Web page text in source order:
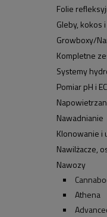
Folie
Gleby, kokos
Growboxy/
Kompletne
Systemy
Pomiar pH i EC
Nawadnianie
Klonowanie i
Nawilżacze,
Nawozy
Athena